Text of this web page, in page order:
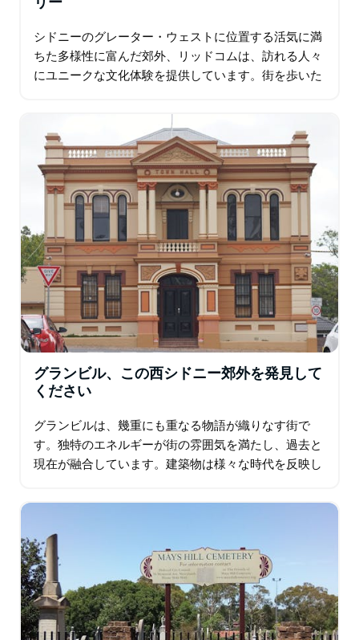
リー
シドニーのグレーター・ウェストに位置する活気に満
ちた多様性に富んだ郊外、リッドコムは、訪れる人々
にユニークな文化体験を提供しています。街を歩いた
が強い一方で、韓国、中国…
グランビル、この西シドニー郊外を発見して
ください
グランビルは、幾重にも重なる物語が織りなす街で
す。独特のエネルギーが街の雰囲気を満たし、過去と
現在が融合しています。建築物は様々な時代を反映し
ています。多様性が感じられます。料理の香りが混ざ